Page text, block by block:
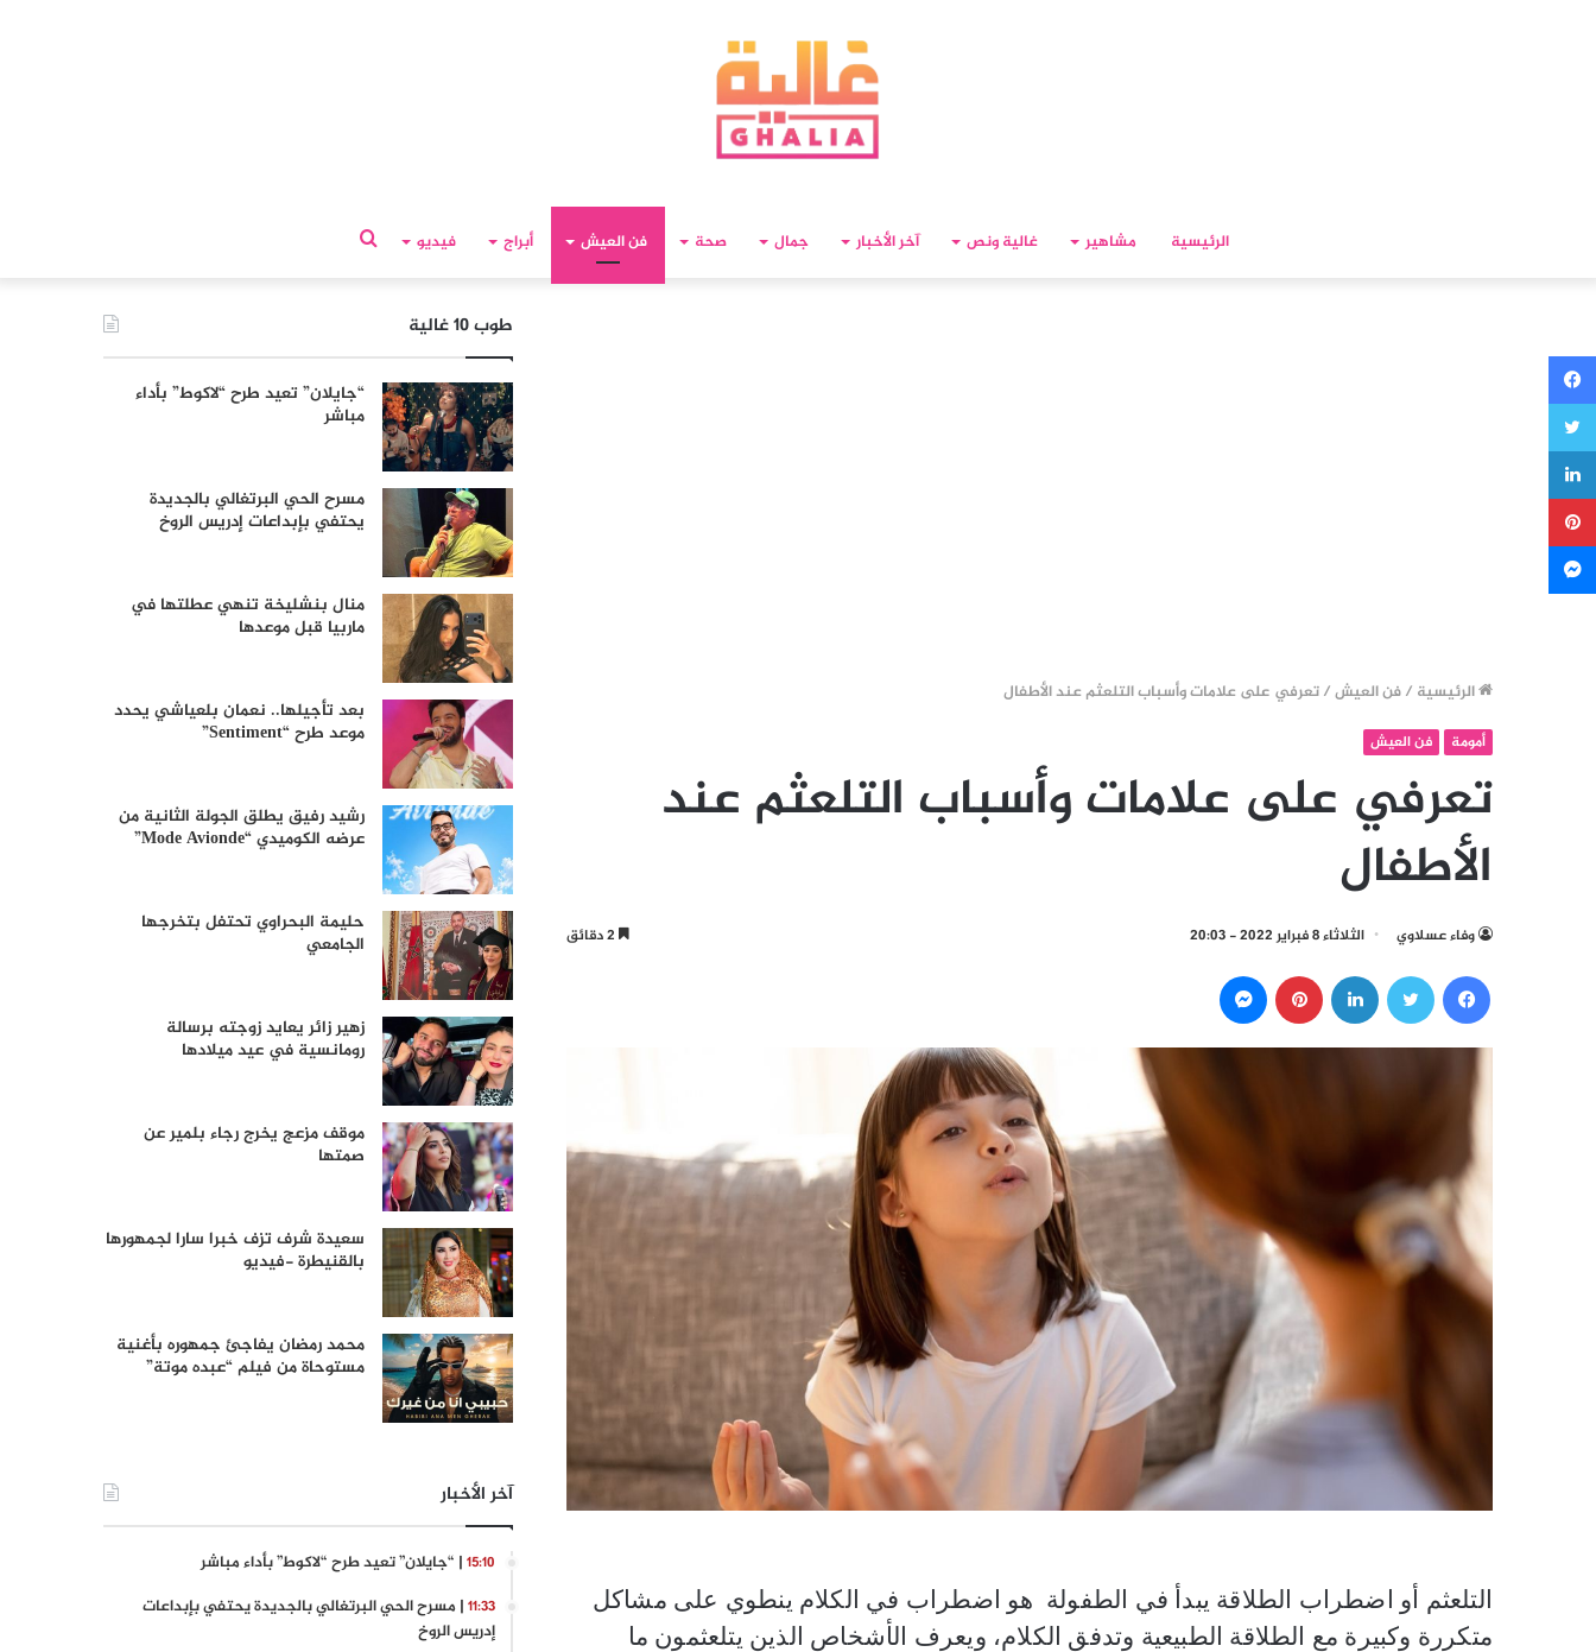
الرئيسية مشاهير غالية ونص آخر الأخبار جمال صحة فن العيش أبراج فيديو
الرئيسية /فن العيش/تعرفي على علامات وأسباب التلعثم عند الأطفال
أمومة فن العيش
تعرفي على علامات وأسباب التلعثم عند
الأطفال
وفاء عسلاوي الثلاثاء 8 فبراير 2022 - 20:03
التلعثم أو اضطراب الطلاقة يبدأ في الطفولة هو اضطراب في الكلام ينطوي على مشاكل
متكررة وكبيرة مع الطلاقة الطبيعية وتدفق الكلام، ويعرف الأشخاص الذين يتلعثمون ما
طوب 10 غالية
“جايلان” تعيد طرح “لاكوط” بأداء
مباشر
مسرح الحي البرتغالي بالجديدة
يحتفي بإبداعات إدريس الروخ
منال بنشليخة تنهي عطلتها في
ماربيا قبل موعدها
بعد تأجيلها.. نعمان بلعياشي يحدد
موعد طرح “Sentiment”
رشيد رفيق يطلق الجولة الثانية من
عرضه الكوميدي “Mode Avionde”
حليمة البحراوي تحتفل بتخرجها
الجامعي
زهير زائر يعايد زوجته برسالة
رومانسية في عيد ميلادها
موقف مزعج يخرج رجاء بلمير عن
صمتها
سعيدة شرف تزف خبرا سارا لجمهورها
بالقنيطرة -فيديو
محمد رمضان يفاجئ جمهوره بأغنية
مستوحاة من فيلم “عبده موتة”
آخر الأخبار
15:10 | “جايلان” تعيد طرح “لاكوط” بأداء مباشر
11:33 | مسرح الحي البرتغالي بالجديدة يحتفي بإبداعات
إدريس الروخ